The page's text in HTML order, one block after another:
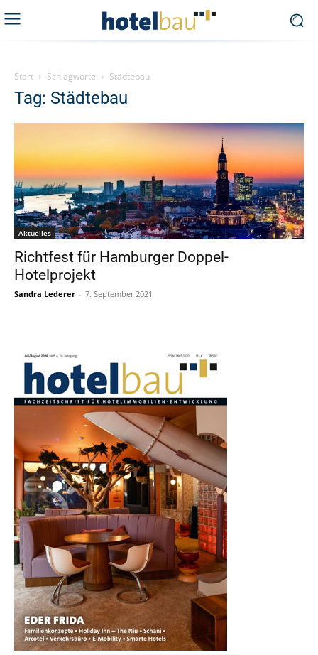
Start Schlagworte Städtebau
Tag: Städtebau
Aktuelles
Richtfest für Hamburger Doppel-
Hotelprojekt
Sandra Lederer - 7. September 2021